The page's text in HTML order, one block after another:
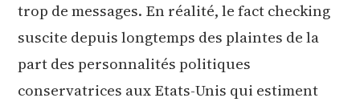
trop de messages. En réalité, le fact checking
suscite depuis longtemps des plaintes de la
part des personnalités politiques
conservatrices aux Etats-Unis qui estiment